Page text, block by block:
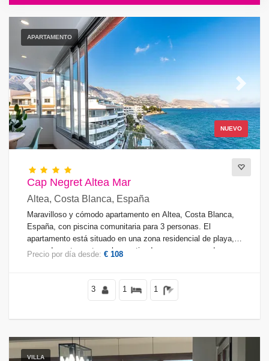
APARTAMENTO
NUEVO
Previous Next
Cap Negret Altea Mar
Altea, Costa Blanca, España
Maravilloso y cómodo apartamento en Altea, Costa Blanca,
España, con piscina comunitaria para 3 personas. El
apartamento está situado en una zona residencial de playa,
cerca de restaurantes y bares, tiendas y supermercados, y a
Precio por día desde: € 108
3 1 1
VILLA